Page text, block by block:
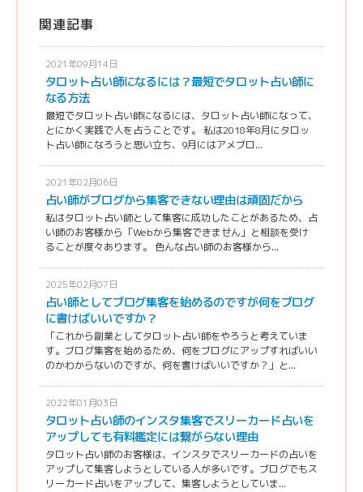
関連記事
2021年09月14日
タロット占い師になるには？最短でタロット占い師に
なる方法
最短でタロット占い師になるには、タロット占い師になって、
とにかく実践で人を占うことです。 私は2018年8月にタロッ
ト占い師になろうと思い立ち、9月にはアメブロ...
2021年02月06日
占い師がブログから集客できない理由は頑固だから
私はタロット占い師として集客に成功したことがあるため、占
い師のお客様から「Webから集客できません」と相談を受け
ることが度々あります。 色んな占い師のお客様から...
2025年02月07日
占い師としてブログ集客を始めるのですが何をブログ
に書けばいいですか？
「これから副業としてタロット占い師をやろうと考えていま
す。ブログ集客を始めるため、何をブログにアップすればいい
のかわからないのですが、何を書けばいいですか？」と...
2022年01月03日
タロット占い師のインスタ集客でスリーカード占いを
アップしても有料鑑定には繋がらない理由
タロット占い師のお客様は、インスタでスリーカードの占いを
アップして集客しようとしている人が多いです。ブログでもス
リーカード占いをアップして、集客しようとしていま...